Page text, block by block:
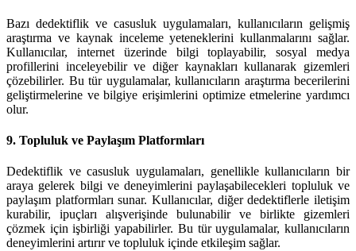
Bazı dedektiflik ve casusluk uygulamaları, kullanıcıların gelişmiş
araştırma ve kaynak inceleme yeteneklerini kullanmalarını sağlar.
Kullanıcılar, internet üzerinde bilgi toplayabilir, sosyal medya
profillerini inceleyebilir ve diğer kaynakları kullanarak gizemleri
çözebilirler. Bu tür uygulamalar, kullanıcıların araştırma becerilerini
geliştirmelerine ve bilgiye erişimlerini optimize etmelerine yardımcı
olur.
9. Topluluk ve Paylaşım Platformları
Dedektiflik ve casusluk uygulamaları, genellikle kullanıcıların bir
araya gelerek bilgi ve deneyimlerini paylaşabilecekleri topluluk ve
paylaşım platformları sunar. Kullanıcılar, diğer dedektiflerle iletişim
kurabilir, ipuçları alışverişinde bulunabilir ve birlikte gizemleri
çözmek için işbirliği yapabilirler. Bu tür uygulamalar, kullanıcıların
deneyimlerini artırır ve topluluk içinde etkileşim sağlar.